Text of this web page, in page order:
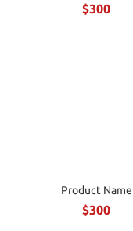
$300
Product Name
$300